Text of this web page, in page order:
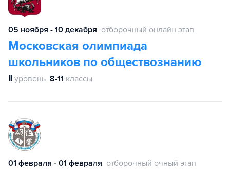
05 ноября - 10 декабря отборочный онлайн этап
Московская олимпиада
школьников по обществознанию
Ⅱ уровень 8-11 классы
01 февраля - 01 февраля отборочный очный этап